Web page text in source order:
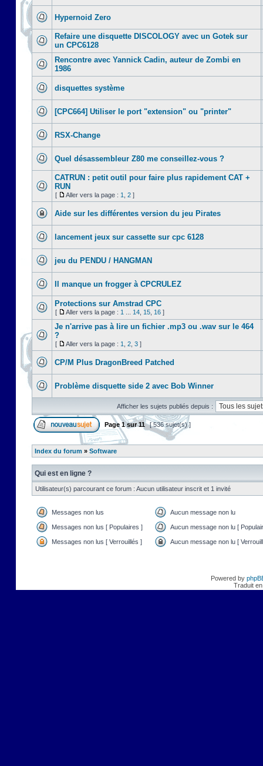
Hypernoid Zero
Refaire une disquette DISCOLOGY avec un Gotek sur
un CPC6128
Rencontre avec Yannick Cadin, auteur de Zombi en
1986
disquettes système
[CPC664] Utiliser le port "extension" ou "printer"
RSX-Change
Quel désassembleur Z80 me conseillez-vous ?
CATRUN : petit outil pour faire plus rapidement CAT +
RUN
[ Aller vers la page : 1 2 ]
Aide sur les différentes version du jeu Pirates
lancement jeux sur cassette sur cpc 6128
jeu du PENDU / HANGMAN
Il manque un frogger à CPCRULEZ
Protections sur Amstrad CPC
[ Aller vers la page : 1 14 15 16 ]
Je n'arrive pas à lire un fichier .mp3 ou .wav sur le 464
?
[ Aller vers la page : 1 2 3 ]
CP/M Plus DragonBreed Patched
Problème disquette side 2 avec Bob Winner
Afficher les sujets publiés depuis :
Page 1sur11 [ 536 sujet(s) ]
Index du forum » Software
Qui est en ligne ?
Utilisateur(s) parcourant ce forum : Aucun utilisateur inscrit et 1 invité
Messages non lus Aucun message non lu
Messages non lus [ Populaires ] Aucun message non lu [
Messages non lus [ Verrouillés ] Aucun message non lu [
Powered by
Traduit